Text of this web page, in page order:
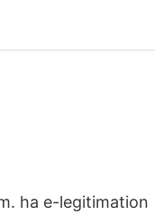
ha e-legitimation